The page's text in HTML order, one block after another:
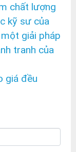
chất lượng
kỹ sư của
giải pháp
tranh của
giá đều